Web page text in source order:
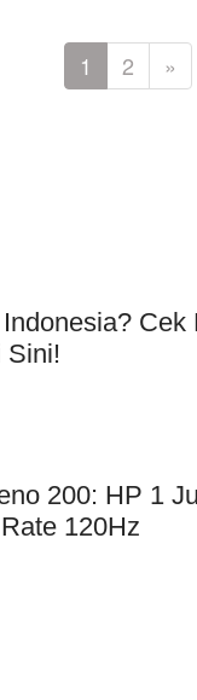
1 2 »
Cek
Sini!
200: HP 1
120Hz